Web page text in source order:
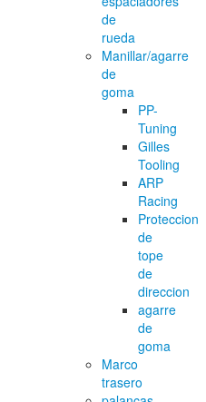
de
rueda
Manillar/agarre
de
goma
PP-
Tuning
Gilles
Tooling
ARP
Racing
Proteccion
de
tope
de
direccion
agarre
de
goma
Marco
trasero